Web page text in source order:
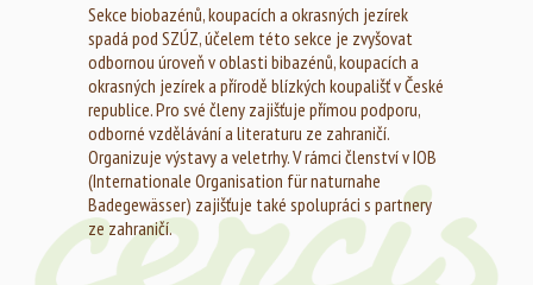
Sekce biobazénů, koupacích a okrasných jezírek
spadá pod SZÚZ, účelem této sekce je zvyšovat
odbornou úroveň v oblasti bibazénů, koupacích a
okrasných jezírek a přírodě blízkých koupališť v České
republice. Pro své členy zajišťuje přímou podporu,
odborné vzdělávání a literaturu ze zahraničí.
Organizuje výstavy a veletrhy. V rámci členství v IOB
(Internationale Organisation für naturnahe
Badegewässer) zajišťuje také spolupráci s partnery
ze zahraničí.